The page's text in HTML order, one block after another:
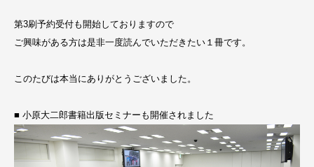
第3刷予約受付も開始しておりますので
ご興味がある方は是非一度読んでいただきたい１冊です。
このたびは本当にありがとうございました。
■ 小原大二郎書籍出版セミナーも開催されました